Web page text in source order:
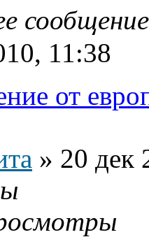
11:38
от
» 20 дек